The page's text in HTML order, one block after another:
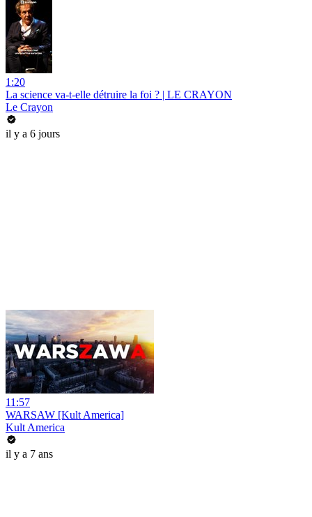
1:20
La science va-t-elle détruire la foi ? | LE CRAYON
Le Crayon
il y a 6 jours
11:57
WARSAW [Kult America]
Kult America
il y a 7 ans